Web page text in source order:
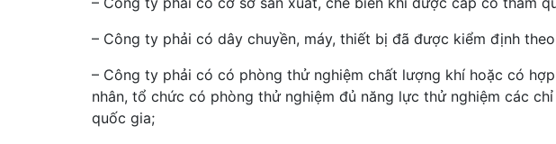
– Công ty phải có dây chuyền, máy, thiết bị đã được kiểm định
– Công ty phải có có phòng thử nghiệm chất lượng khí hoặc có
nhân, tổ chức có phòng thử nghiệm đủ năng lực thử nghiệm các
quốc gia;